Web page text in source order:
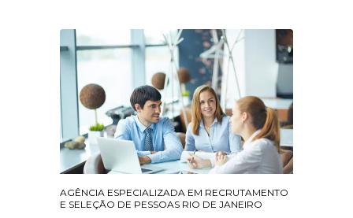
AGÊNCIA ESPECIALIZADA EM RECRUTAMENTO
E SELEÇÃO DE PESSOAS RIO DE JANEIRO